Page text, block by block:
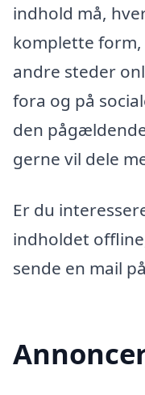
indhold må,
komplette
andre steder
fora og på
den
gerne vil dele
Er du
indholdet
sende en mail